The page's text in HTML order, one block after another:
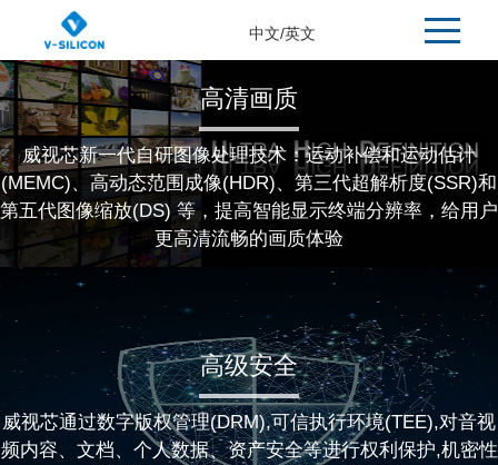
中文/英文
高清画质
威视芯新一代自研图像处理技术：运动补偿和运动估计
(MEMC)、高动态范围成像(HDR)、第三代超解析度(SSR)和
第五代图像缩放(DS) 等，提高智能显示终端分辨率，给用户
更高清流畅的画质体验
高级安全
威视芯通过数字版权管理(DRM),可信执行环境(TEE),对音视
频内容、文档、个人数据、资产安全等进行权利保护,机密性